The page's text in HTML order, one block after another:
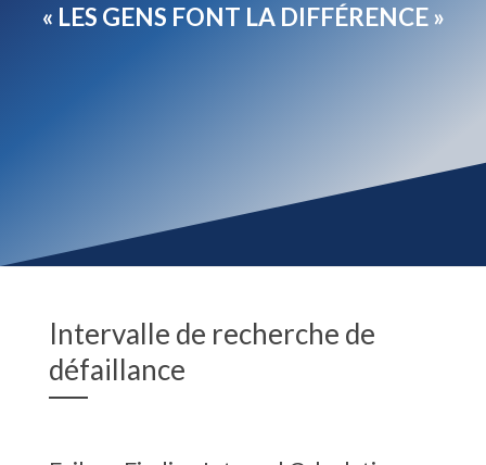
« LES GENS FONT LA DIFFÉRENCE »
​Intervalle de recherche de
défaillance